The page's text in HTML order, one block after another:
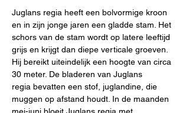
Juglans regia heeft een bolvormige kroon
en in zijn jonge jaren een gladde stam. Het
schors van de stam wordt op latere leeftijd
grijs en krijgt dan diepe verticale groeven.
Hij bereikt uiteindelijk een hoogte van circa
30 meter. De bladeren van Juglans
regia bevatten een stof, juglandine, die
muggen op afstand houdt. In de maanden